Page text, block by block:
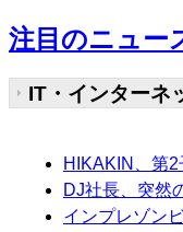
注目のニュー
IT・インターネ
HIKAKIN、第
DJ社長、突然
インプレゾン